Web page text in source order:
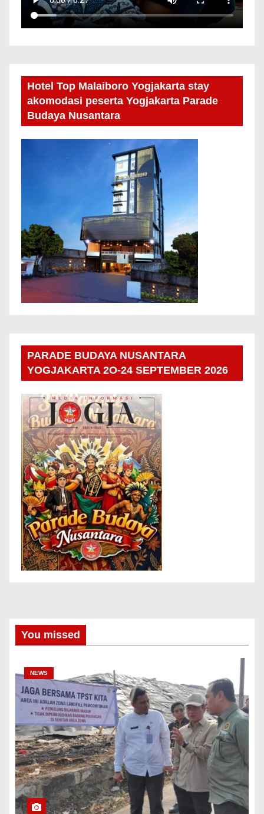
Hotel Top Malaiboro Yogjakarta stay
akomodasi peserta Yogjakarta Parade
Budaya Nusantara
PARADE BUDAYA NUSANTARA
YOGJAKARTA 2O-24 SEPTEMBER 2026
You missed
NEWS